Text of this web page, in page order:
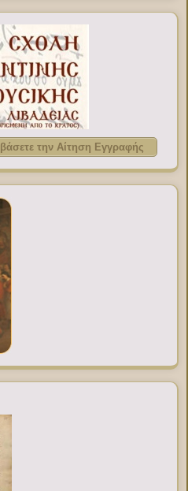
την Αίτηση Εγγραφής